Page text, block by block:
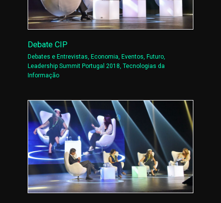
Debate CIP
Debates e Entrevistas, Economia, Eventos, Futuro,
Leadership Summit Portugal 2018,Tecnologias da
Informação